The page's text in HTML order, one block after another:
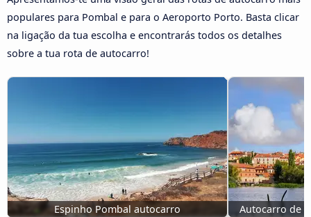
populares para Pombal e para o Aeroporto Porto. Basta clicar
na ligação da tua escolha e encontrarás todos os detalhes
sobre a tua rota de autocarro!
Espinho Pombal autocarro Autocarro de